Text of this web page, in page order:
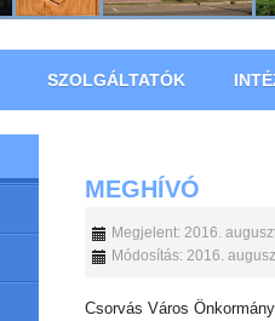
SZOLGÁLTATÓK
MEGHÍVÓ
Megjelent: 2016.
Módosítás: 2016.
Csorvás Város